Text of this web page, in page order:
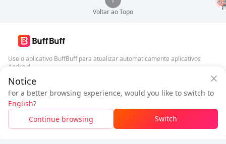
A pagar
Detalhes do preço
$0.95
Faça loginparaganhar 50 pontos (0.50 USD)
Recarga
Notice
For a better browsing experience, would you like to switch to
English?
Continue browsing
Switch
Voltar ao Topo
Use o aplicativo BuffBuff para atualizar automaticamente aplicativos
Android
Baixar BuffBuff
Siga-nos